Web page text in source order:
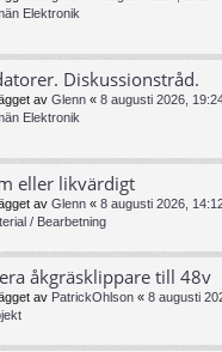
Elektronik
Diskussionstråd.
av Glenn « 8 augusti 2026,
Elektronik
eller likvärdigt
av Glenn « 8 augusti 2026,
/ Bearbetning
åkgräsklippare till 48v
av PatrickOhlson « 8 augusti